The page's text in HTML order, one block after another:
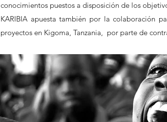
conocimientos puestos a disposición de los
KARIBIA apuesta también por la colaboración
proyectos en Kigoma, Tanzania, por parte de